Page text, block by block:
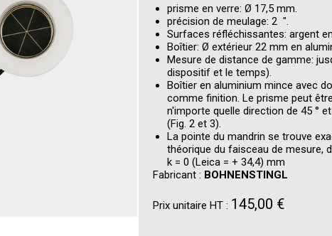
prisme en verre: Ø 17,5 mm.
précision de meulage: 2 ".
Surfaces réfléchissantes: argent
Boîtier: Ø extérieur 22 mm en
Mesure de distance de gamme:
dispositif et le temps).
Boîtier en aluminium mince avec
comme finition. Le prisme peut
n'importe quelle direction de 45 °
(Fig. 2 et 3).
La pointe du mandrin se trouve
théorique du faisceau de mesure,
k = 0 (Leica = + 34,4) mm
Fabricant : BOHNENSTINGL
Prix unitaire HT : 145,00 €